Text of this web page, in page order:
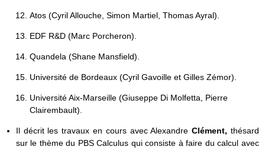
Atos (Cyril Allouche, Simon Martiel, Thomas Ayral).
EDF R&D (Marc Porcheron).
Quandela (Shane Mansfield).
Université de Bordeaux (Cyril Gavoille et Gilles Zémor).
Université Aix-Marseille (Giuseppe Di Molfetta, Pierre
Clairembault).
Il décrit les travaux en cours avec AlexandreClément, thésard
sur le thème du PBS Calculus qui consiste à faire du calcul avec